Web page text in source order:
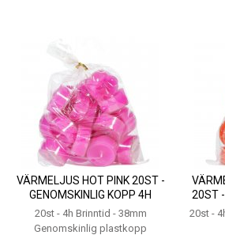
VÄRMELJUS HOT PINK 20ST -
GENOMSKINLIG KOPP 4H
20st - 4h Brinntid - 38mm
Genomskinlig plastkopp
20ST -
20st -